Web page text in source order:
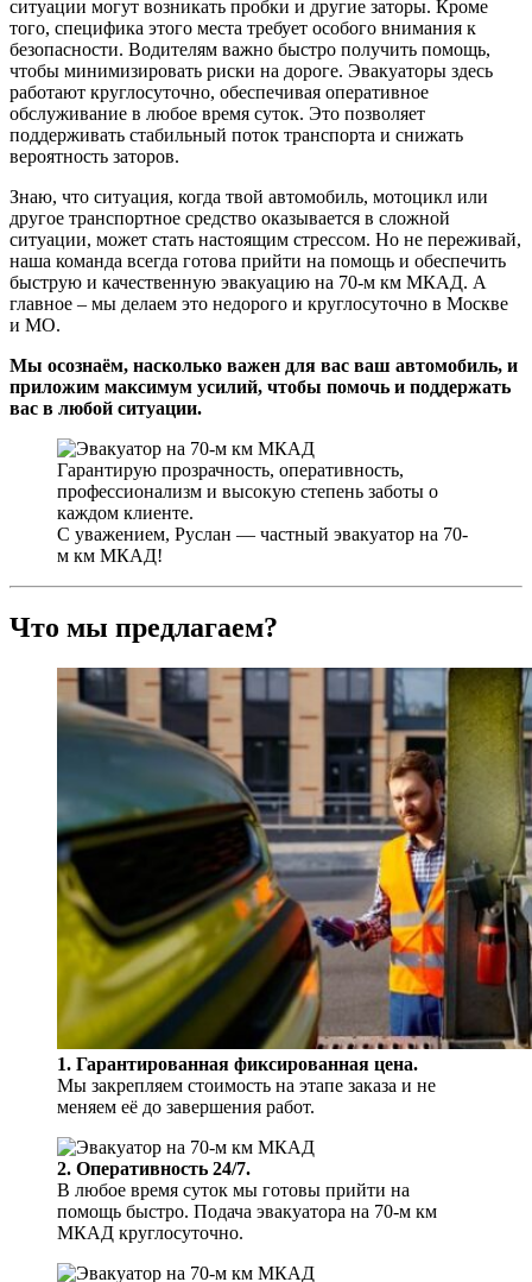
ситуации могут возникать пробки и другие заторы. Кроме
того, специфика этого места требует особого внимания к
безопасности. Водителям важно быстро получить помощь,
чтобы минимизировать риски на дороге. Эвакуаторы здесь
работают круглосуточно, обеспечивая оперативное
обслуживание в любое время суток. Это позволяет
поддерживать стабильный поток транспорта и снижать
вероятность заторов.
Знаю, что ситуация, когда твой автомобиль, мотоцикл или
другое транспортное средство оказывается в сложной
ситуации, может стать настоящим стрессом. Но не переживай,
наша команда всегда готова прийти на помощь и обеспечить
быструю и качественную эвакуацию на 70-м км МКАД. А
главное – мы делаем это недорого и круглосуточно в Москве
и МО.
Мы осознаём, насколько важен для вас ваш автомобиль, и
приложим максимум усилий, чтобы помочь и поддержать
вас в любой ситуации.
Гарантирую прозрачность, оперативность,
профессионализм и высокую степень заботы о
каждом клиенте.
С уважением, Руслан — частный эвакуатор на 70-
м км МКАД!
Что мы предлагаем?
1. Гарантированная фиксированная цена.
Мы закрепляем стоимость на этапе заказа и не
меняем её до завершения работ.
2. Оперативность 24/7.
В любое время суток мы готовы прийти на
помощь быстро. Подача эвакуатора на 70-м км
МКАД круглосуточно.